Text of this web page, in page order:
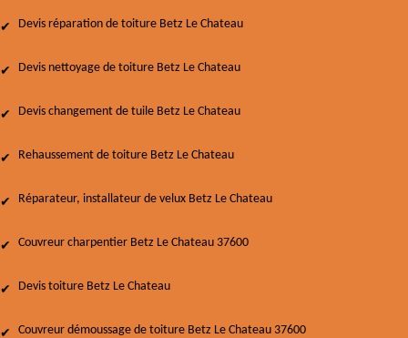
Devis réparation de toiture Betz Le Chateau
Devis nettoyage de toiture Betz Le Chateau
Devis changement de tuile Betz Le Chateau
Rehaussement de toiture Betz Le Chateau
Réparateur, installateur de velux Betz Le Chateau
Couvreur charpentier Betz Le Chateau 37600
Devis toiture Betz Le Chateau
Couvreur démoussage de toiture Betz Le Chateau 37600